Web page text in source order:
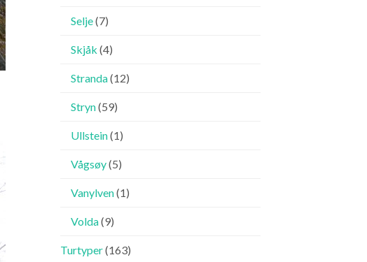
Selje(7)
Skjåk (4)
Stranda(12)
Stryn(59)
Ullstein(1)
Vågsøy(5)
Vanylven(1)
Volda(9)
Turtyper(163)